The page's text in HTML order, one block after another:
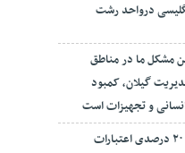
درواحد رشت
مشکل ما در مناطق
گیلان، کمبود
و تجهیزات است
افزایش ۲۰ درصدی اعتبارات